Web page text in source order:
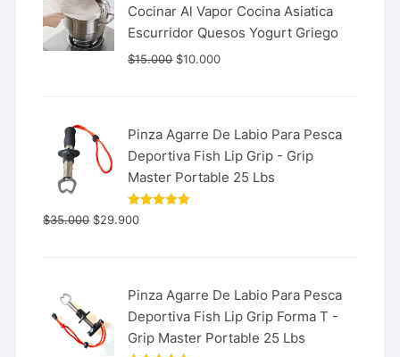
Cocinar Al Vapor Cocina Asiatica
Escurridor Quesos Yogurt Griego
$15.000 $10.000
Pinza Agarre De Labio Para Pesca
Deportiva Fish Lip Grip - Grip
Master Portable 25 Lbs
Valorado
con
$35.000 $29.900
Pinza Agarre De Labio Para Pesca
Deportiva Fish Lip Grip Forma T -
Grip Master Portable 25 Lbs